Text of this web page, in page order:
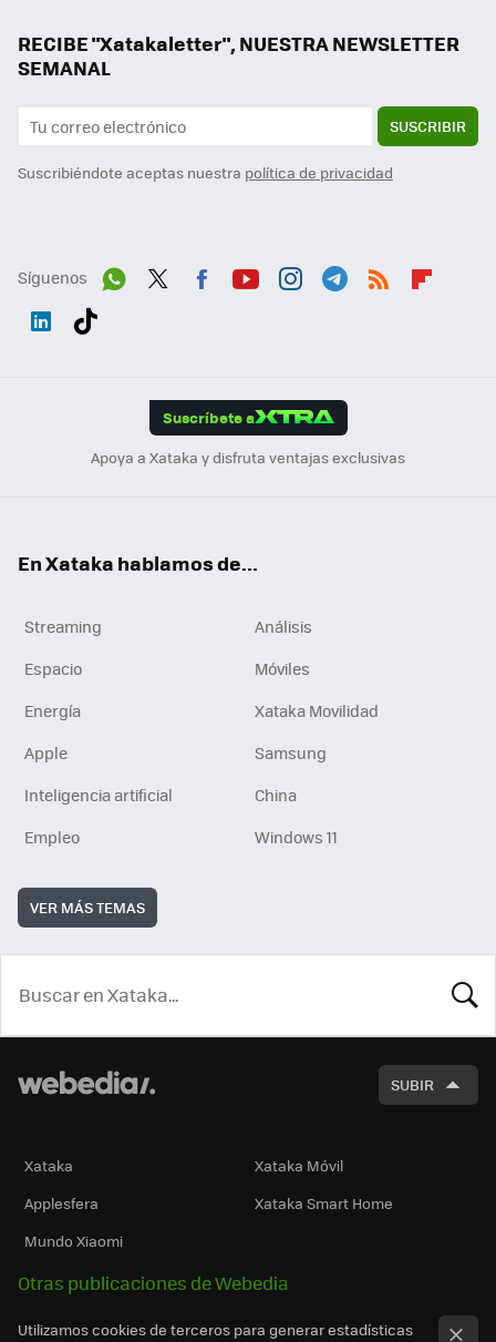
RECIBE "Xatakaletter", NUESTRA NEWSLETTER
SEMANAL
SUSCRIBIR
Suscribiéndote aceptas nuestra política de privacidad
Síguenos
Suscríbete a
Apoya a Xataka y disfruta ventajas exclusivas
En Xataka hablamos de...
Streaming
Análisis
Espacio
Móviles
Energía
Xataka Movilidad
Apple
Samsung
Inteligencia artificial
China
Empleo
Windows 11
VER MÁS TEMAS
SUBIR
Xataka
Xataka Móvil
Applesfera
Xataka Smart Home
Mundo Xiaomi
Otras publicaciones de Webedia
Utilizamos cookies de terceros para generar estadísticas